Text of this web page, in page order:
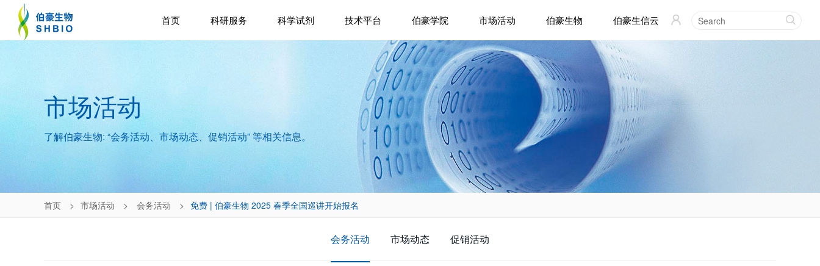
首页 科研服务 科学试剂 技术平台 伯豪学院 市场活动 伯豪生物 伯豪生信云  
市场活动
了解伯豪生物: “会务活动、市场动态、促销活动” 等相关信息。
首页 市场活动 会务活动 免费 | 伯豪生物 2025 春季全国巡讲开始报名
会务活动 市场动态 促销活动